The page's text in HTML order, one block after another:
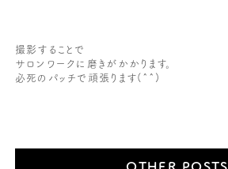
撮影することで
サロンワークに磨きがかかります。
必死のパッチで頑張ります(^^)
OTHER POSTS